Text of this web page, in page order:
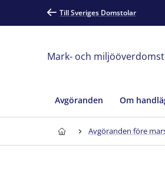
Till Sveriges Domstolar
Mark- och
Avgöranden Om
Avgöranden före